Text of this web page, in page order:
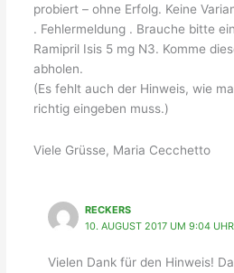
probiert – ohne Erfolg. Keine
. Fehlermeldung . Brauche bitte
Ramipril Isis 5 mg N3. Komme
abholen.
(Es fehlt auch der Hinweis, wie
richtig eingeben muss.)
Viele Grüsse, Maria Cecchetto
RECKERS
10. AUGUST 2017 UM 9:04 UHR
Vielen Dank für den Hinweis!